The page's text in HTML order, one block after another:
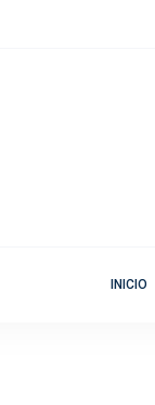
INICIO